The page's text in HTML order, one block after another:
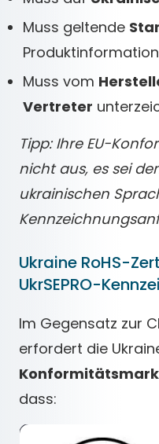
Muss geltende
Muss vom
Vertreter
Tipp: Ihre EU-
nicht aus, es sei
ukrainischen
Ukraine RoHS-
UkrSEPRO-
Im Gegensatz zur
erfordert die
dass: